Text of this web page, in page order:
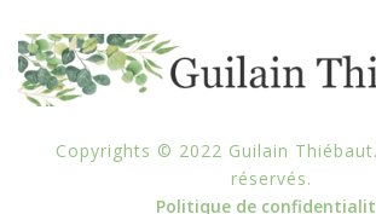
Copyrights © 2022 Guilain
réservés.
Politique de